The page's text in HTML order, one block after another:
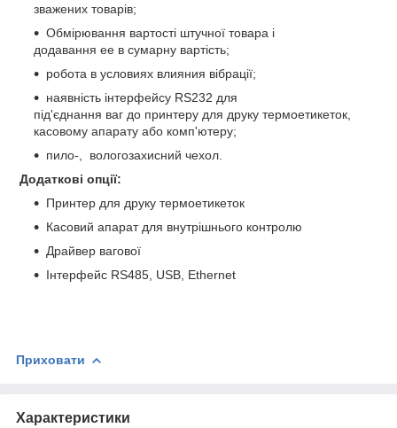
зважених товарів;
Обмірювання вартості штучної товара і
додавання ее в сумарну вартість;
робота в условиях влияния вібрації;
наявність інтерфейсу RS232 для
під'єднання ваг до принтеру для друку термоетикеток,
касовому апарату або комп'ютеру;
пило-, вологозахисний чехол.
Додаткові опції:
Принтер для друку термоетикеток
Касовий апарат для внутрішнього контролю
Драйвер вагової
Інтерфейс RS485, USB, Ethernet
Приховати
Характеристики